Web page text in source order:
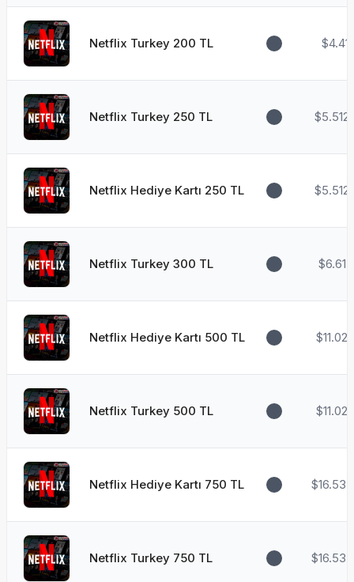
Netflix Turkey 200 TL $4.41
Netflix Turkey 250 TL
Netflix Hediye Kartı 250 TL
Netflix Turkey 300 TL $6.615
Netflix Hediye Kartı 500 TL $11.025
Netflix Turkey 500 TL $11.025
Netflix Hediye Kartı 750 TL
Netflix Turkey 750 TL